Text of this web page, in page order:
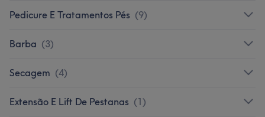
Pedicure E Tratamentos Pés (9)
Barba (3)
Secagem (4)
Extensão E Lift De Pestanas (1)